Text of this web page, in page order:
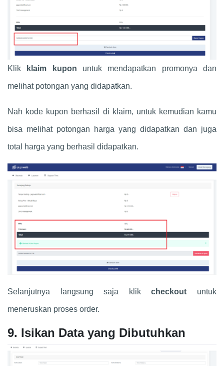
Klik klaim kupon untuk mendapatkan promonya dan
melihat potongan yang didapatkan.
Nah kode kupon berhasil di klaim, untuk kemudian kamu
bisa melihat potongan harga yang didapatkan dan juga
total harga yang berhasil didapatkan.
Selanjutnya langsung saja klikcheckout untuk
meneruskan proses order.
9. Isikan Data yang Dibutuhkan